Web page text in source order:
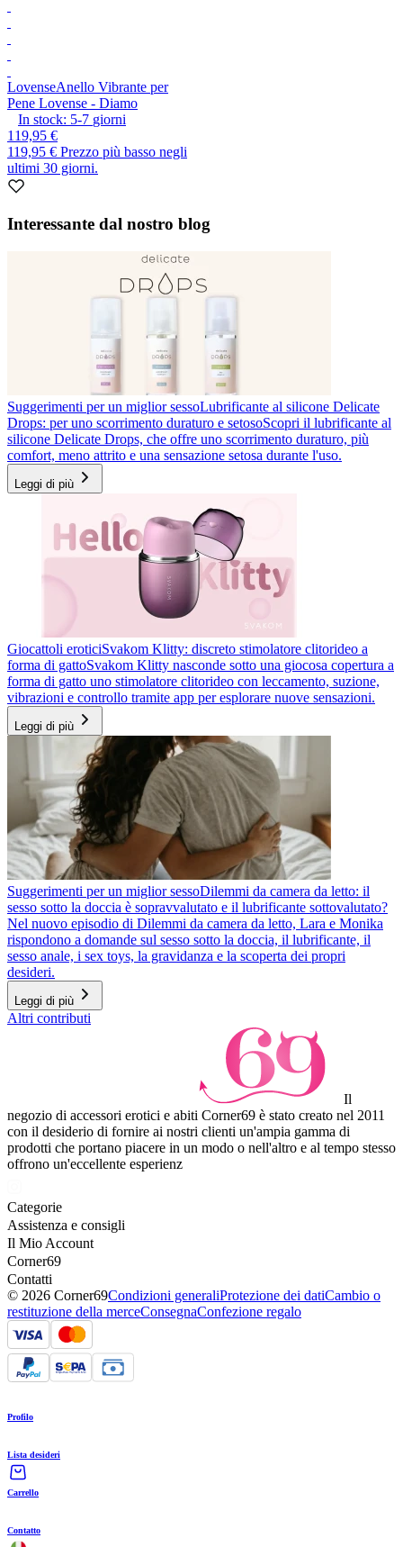
LovenseAnello Vibrante per
Pene Lovense - Diamo
In stock: 5-7 giorni
119,95 €
119,95 € Prezzo più basso negli
ultimi 30 giorni.
Interessante dal nostro blog
Suggerimenti per un miglior sessoLubrificante al silicone Delicate
Drops: per uno scorrimento duraturo e setosoScopri il lubrificante al
silicone Delicate Drops, che offre uno scorrimento duraturo, più
comfort, meno attrito e una sensazione setosa durante l'uso.
Leggi di più
Giocattoli eroticiSvakom Klitty: discreto stimolatore clitorideo a
forma di gattoSvakom Klitty nasconde sotto una giocosa copertura a
forma di gatto uno stimolatore clitorideo con leccamento, suzione,
vibrazioni e controllo tramite app per esplorare nuove sensazioni.
Leggi di più
Suggerimenti per un miglior sessoDilemmi da camera da letto: il
sesso sotto la doccia è sopravvalutato e il lubrificante sottovalutato?
Nel nuovo episodio di Dilemmi da camera da letto, Lara e Monika
rispondono a domande sul sesso sotto la doccia, il lubrificante, il
sesso anale, i sex toys, la gravidanza e la scoperta dei propri
desideri.
Leggi di più
Altri contributi
Il
negozio di accessori erotici e abiti Corner69 è stato creato nel 2011
con il desiderio di fornire ai nostri clienti un'ampia gamma di
prodotti che portano piacere in un modo o nell'altro e al tempo stesso
offrono un'eccellente esperienz
Categorie
Assistenza e consigli
Il Mio Account
Corner69
Contatti
© 2026 Corner69Condizioni generaliProtezione dei datiCambio o
restituzione della merceConsegnaConfezione regalo
Profilo
Lista desideri
Carrello
Contatto